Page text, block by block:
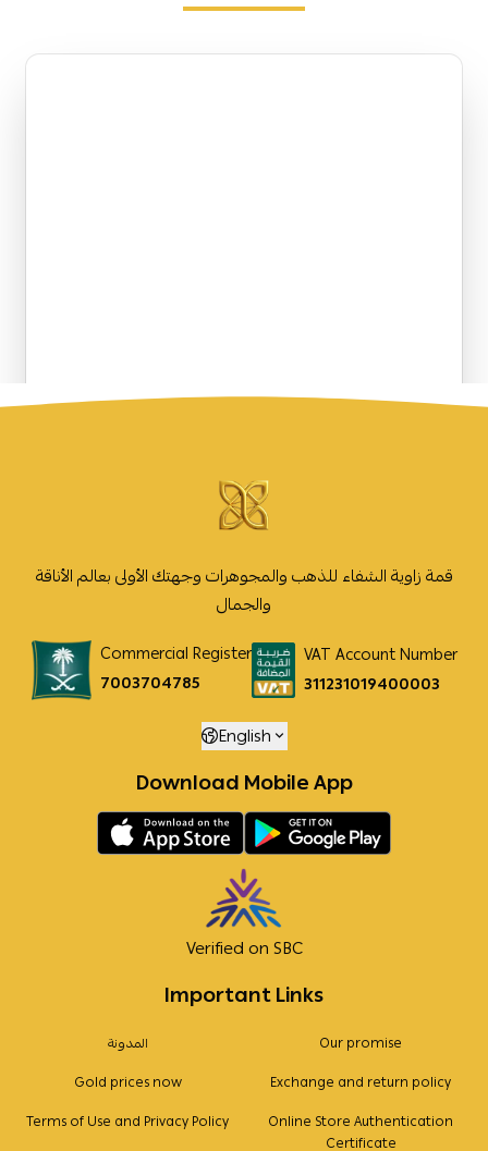
Important Links
المدونة
Our promise
Gold prices now
Exchange and return policy
Terms of Use and Privacy Policy
Online Store Authentication
Certificate
قمة زاوية الشفاء للذهب والمجوهرات وجهتك الأولى بعالم الأناقة
والجمال
Commercial Register
7003704785
VAT Account Number
311231019400003
English
Download Mobile App
Verified on SBC